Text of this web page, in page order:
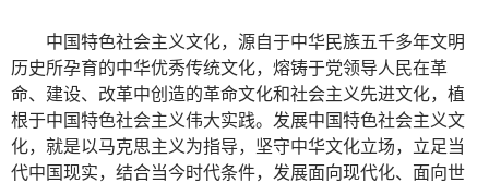
中国特色社会主义文化，源自于中华民族五千多年文明
历史所孕育的中华优秀传统文化，熔铸于党领导人民在革
命、建设、改革中创造的革命文化和社会主义先进文化，植
根于中国特色社会主义伟大实践。发展中国特色社会主义文
化，就是以马克思主义为指导，坚守中华文化立场，立足当
代中国现实，结合当今时代条件，发展面向现代化、面向世